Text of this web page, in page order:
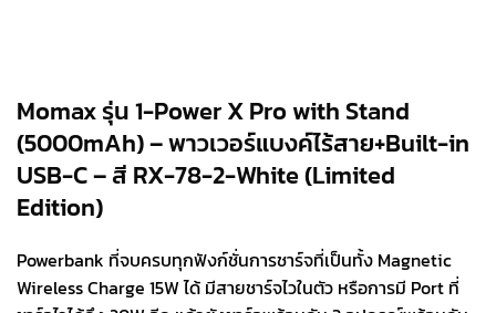
Momax รุ่น 1-Power X Pro with Stand
(5000mAh) – พาวเวอร์แบงค์ไร้สาย+Built-in
USB-C – สี RX-78-2-White (Limited
Edition)
Powerbank ที่จบครบทุกฟังก์ชั่นการชาร์จที่เป็นทั้ง Magnetic
Wireless Charge 15W ได้ มีสายชาร์จไวในตัว หรือการมี Port ที่